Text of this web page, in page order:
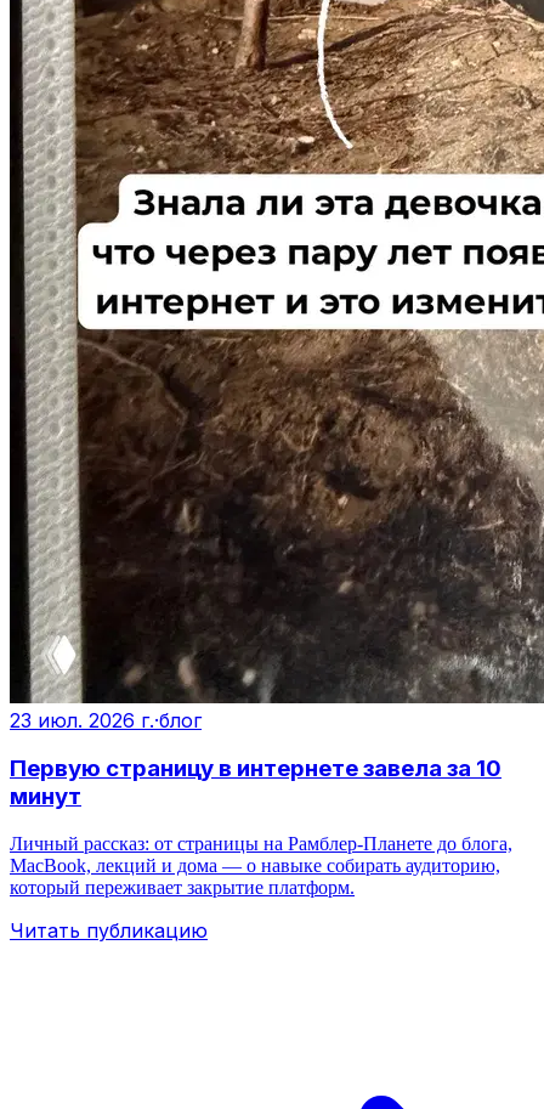
23 июл. 2026 г.·блог
Первую страницу в интернете завела за 10
минут
Личный рассказ: от страницы на Рамблер‑Планете до блога,
MacBook, лекций и дома — о навыке собирать аудиторию,
который переживает закрытие платформ.
Читать публикацию